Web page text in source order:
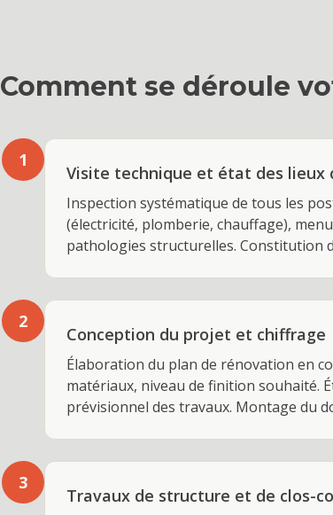
Comment se déroule
1
Visite technique et état des lieux
Inspection systématique de tous les
(électricité, plomberie, chauffage),
pathologies structurelles. Constitution
2
Conception du projet et chiffrage
Élaboration du plan de rénovation en
matériaux, niveau de finition souhaité.
prévisionnel des travaux. Montage du
3
Travaux de structure et de clos-